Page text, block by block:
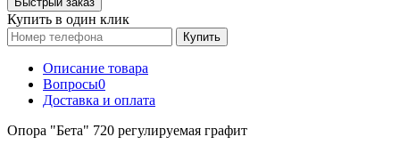
Купить в один клик
Купить
Описание товара
Вопросы0
Доставка и оплата
Опора "Бета" 720 регулируемая графит